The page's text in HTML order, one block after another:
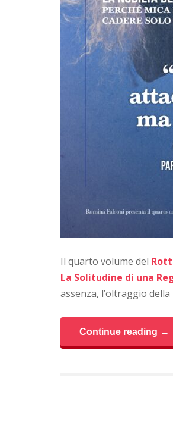
Il quarto volume del
La Solitudine di una
assenza, l’oltraggio
Continue reading →